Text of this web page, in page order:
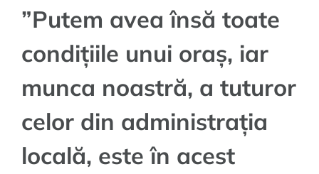
”Putem avea însă toate
condițiile unui oraș, iar
munca noastră, a tuturor
celor din administrația
locală, este în acest